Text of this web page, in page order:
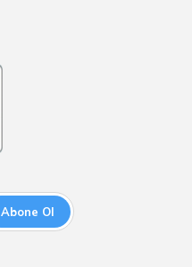
Abone Ol